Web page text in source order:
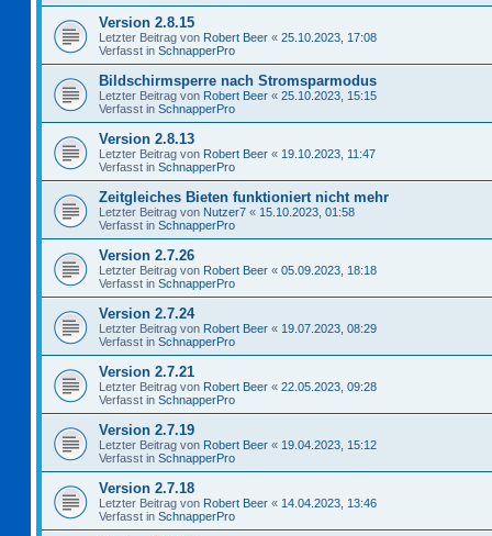
Version 2.8.15
Letzter Beitrag von Robert Beer « 25.10.2023, 17:08
Verfasst in SchnapperPro
Bildschirmsperre nach Stromsparmodus
Letzter Beitrag von Robert Beer « 25.10.2023, 15:15
Verfasst in SchnapperPro
Version 2.8.13
Letzter Beitrag von Robert Beer « 19.10.2023, 11:47
Verfasst in SchnapperPro
Zeitgleiches Bieten funktioniert nicht mehr
Letzter Beitrag von Nutzer7 « 15.10.2023, 01:58
Verfasst in SchnapperPro
Version 2.7.26
Letzter Beitrag von Robert Beer « 05.09.2023, 18:18
Verfasst in SchnapperPro
Version 2.7.24
Letzter Beitrag von Robert Beer « 19.07.2023, 08:29
Verfasst in SchnapperPro
Version 2.7.21
Letzter Beitrag von Robert Beer « 22.05.2023, 09:28
Verfasst in SchnapperPro
Version 2.7.19
Letzter Beitrag von Robert Beer « 19.04.2023, 15:12
Verfasst in SchnapperPro
Version 2.7.18
Letzter Beitrag von Robert Beer « 14.04.2023, 13:46
Verfasst in SchnapperPro